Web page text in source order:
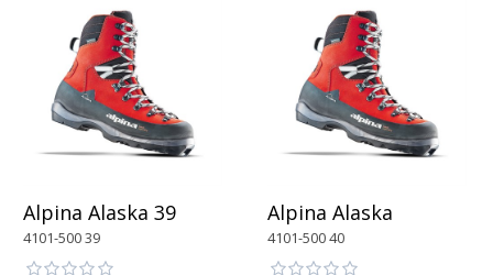
Alpina Alaska 39
4101-500 39
Alpina Alaska
4101-500 40